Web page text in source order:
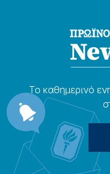
Το καθημερɩνό